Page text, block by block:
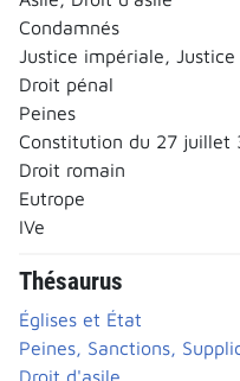
Condamnés
Justice impériale,
Droit pénal
Peines
Constitution du 27 juillet
Droit romain
Eutrope
IVe
Thésaurus
Églises et État
Peines, Sanctions,
Droit d'asile